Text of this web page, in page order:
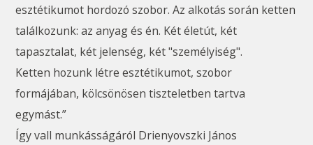
esztétikumot hordozó szobor. Az alkotás során ketten
találkozunk: az anyag és én. Két életút, két
tapasztalat, két jelenség, két "személyiség".
Ketten hozunk létre esztétikumot, szobor
formájában, kölcsönösen tiszteletben tartva
egymást.”
Így vall munkásságáról Drienyovszki János